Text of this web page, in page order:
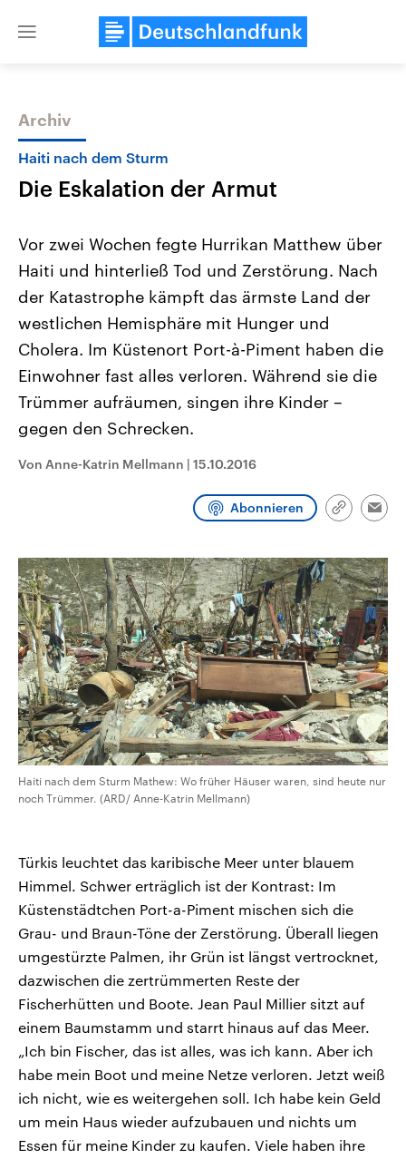
Close
Themen
Landtagswahl Sachsen-Anhalt
2026
Alle Informationen
Sachsen-Anhalt wählt am 6.
September 2026 einen neuen
Bundesland von einer Koalition aus
Umfragen, Prognosen,
und Hintergründe zu den Parteien
und Kandidaten der anstehenden
USA
Aktuelle Beiträge,
Hintergründe
Wirtschaftlich und
gehören die Vereinigten
mit großem Einfluss auf
Sendungen Programm Podcasts
Archiv
Haiti nach dem Sturm
Die Eskalation der Armut
Vor zwei Wochen fegte Hurrikan Matthew über
Haiti und hinterließ Tod und Zerstörung. Nach
der Katastrophe kämpft das ärmste Land der
westlichen Hemisphäre mit Hunger und
Cholera. Im Küstenort Port-à-Piment haben die
Einwohner fast alles verloren. Während sie die
Trümmer aufräumen, singen ihre Kinder –
gegen den Schrecken.
Von Anne-Katrin Mellmann | 15.10.2016
Abonnieren
Link
Haiti nach dem Sturm Mathew: Wo früher Häuser waren, sind heute nur
noch Trümmer. (ARD/ Anne-Katrin Mellmann)
Türkis leuchtet das karibische Meer unter blauem
Himmel. Schwer erträglich ist der Kontrast: Im
Küstenstädtchen Port-a-Piment mischen sich die
Grau- und Braun-Töne der Zerstörung. Überall liegen
umgestürzte Palmen, ihr Grün ist längst vertrocknet,
dazwischen die zertrümmerten Reste der
Fischerhütten und Boote. Jean Paul Millier sitzt auf
einem Baumstamm und starrt hinaus auf das Meer.
„Ich bin Fischer, das ist alles, was ich kann. Aber ich
habe mein Boot und meine Netze verloren. Jetzt weiß
ich nicht, wie es weitergehen soll. Ich habe kein Geld
um mein Haus wieder aufzubauen und nichts um
Essen für meine Kinder zu kaufen. Viele haben ihre